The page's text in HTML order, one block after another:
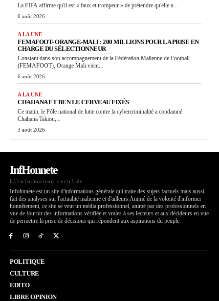
La FIFA affirme qu'il est « faux et trompeur » de prétendre qu'elle a...
6 août 2026
A LA UNE
FEMAFOOT- ORANGE-MALI : 200 MILLIONS POUR LA PRISE EN
CHARGE DU SÉLECTIONNEUR
Constant dans son accompagnement de la Fédération Malienne de Football
(FEMAFOOT), Orange Mali vient...
6 août 2026
A LA UNE
CHAHANA ET BEN LE CERVEAU FIXÉS
Ce matin, le Pôle national de lutte contre la cybercriminalité a condamné
Chahana Takiou,...
3 août 2026
InfHonnete
L\'information certifiée
Infohnnete est un site d'informations générale qui traite des sujets factuels mais aussi
fait des analyses sur l'actualité malienne et d'ailleurs.Animé de la volonté d'informer
honnêtement, ce site se veut un média professionnel, animé par des professionnels en
vue de fournir des informations vérifiée et vraies à ses lecteurs et aux décideurs en vue
de permettre la prise de décisions qui répondent aux aspirations du peuple.
POLITIQUE
CULTURE
EDITO
LIBRE OPINION